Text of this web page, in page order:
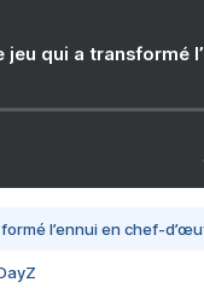
jeu qui a transformé
l’ennui en chef-